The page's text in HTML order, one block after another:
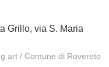
Grillo, via S. Maria
art /Comune di Rovereto